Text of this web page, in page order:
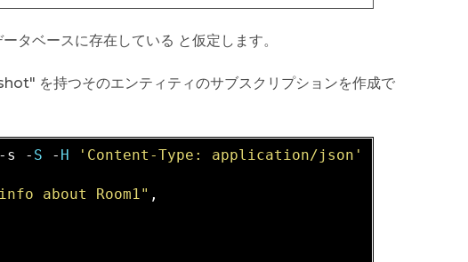
ベースに存在している と仮定します。
を持つそのエンティティのサブスクリプションを作成で
s - S - H 'Content-Type: application/json'
about Room1" ,